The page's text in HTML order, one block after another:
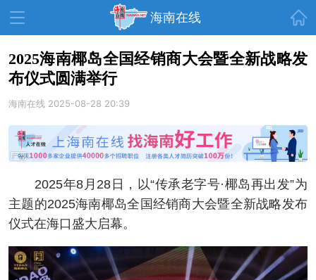
海南在线
资讯中心 热点
教育 健康 房产
生活 演出 活动
展会 走读海南
人才在线 天涯企服
2025海南椰岛全国经销商大会暨全新战略发
布仪式圆满举行
海南在线 2025-08-28 20:39
2025年8月28日，以“传承老字号·椰岛再出发”为
主题的2025海南椰岛全国经销商大会暨全新战略发布
仪式在海口盛大启幕。